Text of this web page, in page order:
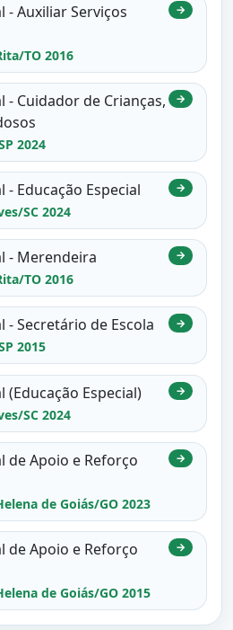
- Auxiliar Serviços
TO 2016
→
- Cuidador de Crianças,
2024
→
Educação Especial
SC 2024
→
- Merendeira
TO 2016
→
- Secretário de Escola
2015
→
(Educação Especial)
SC 2024
→
de Apoio e Reforço
de Goiás/GO 2023
→
de Apoio e Reforço
de Goiás/GO 2015
→